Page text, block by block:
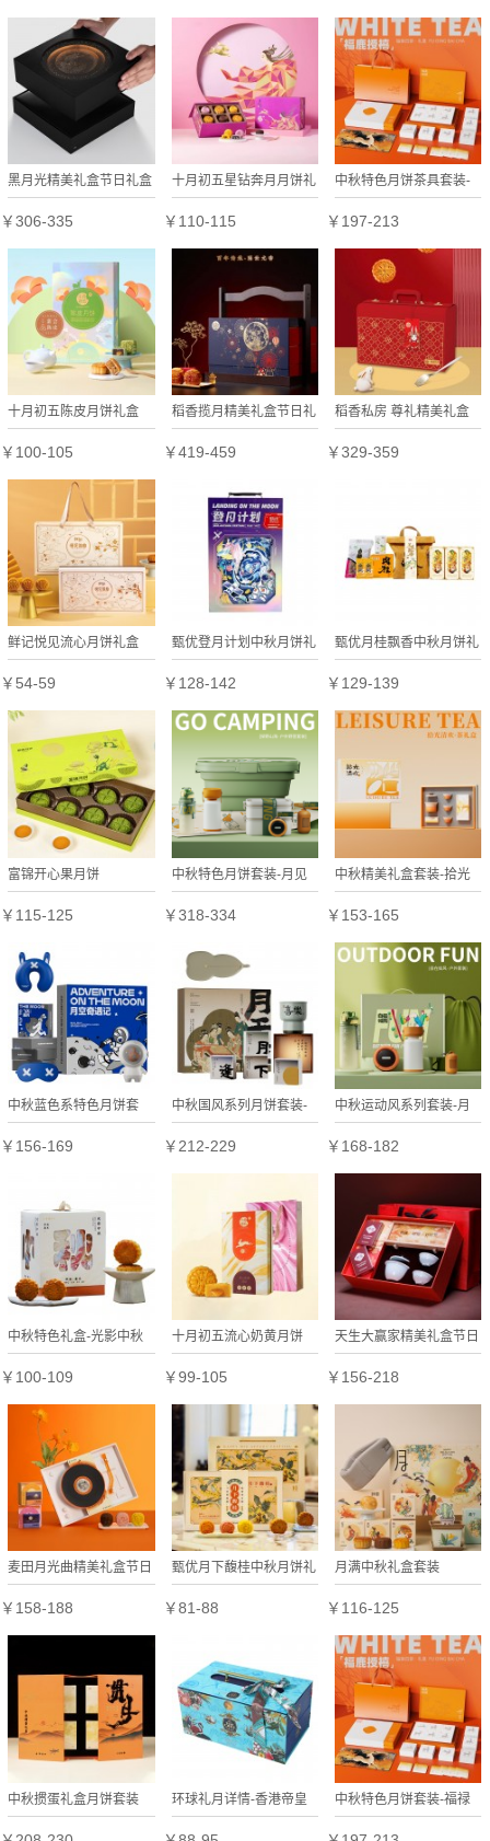
艺铁胎小种红茶可定制
黑月光精美礼盒节日礼盒
定制
￥306-335
十月初五星钻奔月月饼礼
盒
￥110-115
中秋特色月饼茶具套装-
福禄授禧
￥197-213
十月初五陈皮月饼礼盒
￥100-105
稻香揽月精美礼盒节日礼
盒定制
￥419-459
稻香私房 尊礼精美礼盒
节日礼盒定制
￥329-359
鲜记悦见流心月饼礼盒
400g
￥54-59
甄优登月计划中秋月饼礼
盒
￥128-142
甄优月桂飘香中秋月饼礼
盒
￥129-139
富锦开心果月饼
￥115-125
中秋特色月饼套装-月见
山海
￥318-334
中秋精美礼盒套装-拾光
清欢
￥153-165
中秋蓝色系特色月饼套
装-月空奇遇记
￥156-169
中秋国风系列月饼套装-
月千年
￥212-229
中秋运动风系列套装-月
满归途
￥168-182
中秋特色礼盒-光影中秋
￥100-109
十月初五流心奶黄月饼
（纸盒）
￥99-105
天生大赢家精美礼盒节日
礼盒定制
￥156-218
麦田月光曲精美礼盒节日
礼盒定制
￥158-188
甄优月下馥桂中秋月饼礼
盒
￥81-88
月满中秋礼盒套装
￥116-125
中秋掼蛋礼盒月饼套装 环球礼月详情-香港帝皇
中秋礼盒套装
中秋特色月饼套装-福禄
授禧